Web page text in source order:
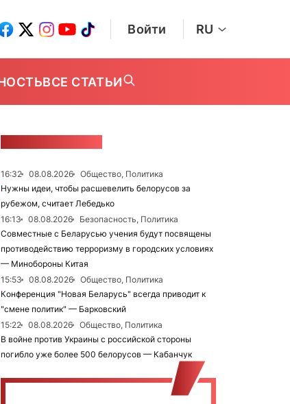
Войти RU
ВСЕ СТАТЬИ
16:32 08.08.2026
Общество, Политика
Нужны идеи, чтобы расшевелить белорусов за
рубежом, считает Лебедько
16:13
08.08.2026
Безопасность, Политика
Совместные с Беларусью учения будут посвящены
противодействию терроризму в городских условиях
— Минобороны Китая
15:53
08.08.2026
Общество, Политика
Конференция "Новая Беларусь" всегда приводит к
"смене политик" — Барковский
15:22
08.08.2026
Общество, Политика
В войне против Украины с российской стороны
погибло уже более 500 белорусов — Кабанчук